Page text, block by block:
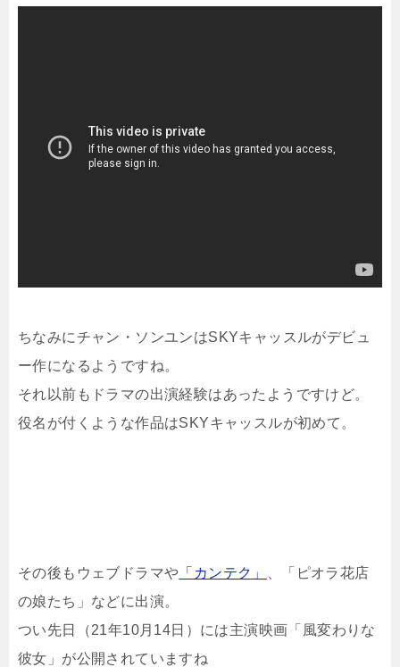
ちなみにチャン・ソンユンはSKYキャッスルがデビュ
ー作になるようですね。
それ以前もドラマの出演経験はあったようですけど。
役名が付くような作品はSKYキャッスルが初めて。
その後もウェブドラマや 「カンテク」
、「ピオラ花店
の娘たち」などに出演。
つい先日（21年10月14日）には主演映画「風変わりな
彼女」が公開されていますね